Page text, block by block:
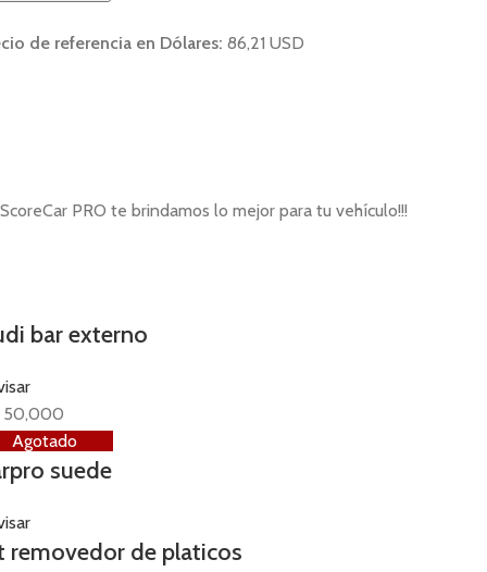
de referencia en Dólares: 86,21 USD
PRO te brindamos lo mejor para tu vehículo!!!
bar externo
50,000
Agotado
suede
removedor de platicos